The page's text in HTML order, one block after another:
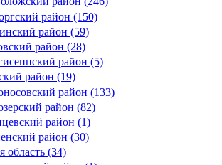
район (150)
район (59)
район (28)
район (5)
район (19)
район (133)
район (82)
район (1)
район (30)
область (34)